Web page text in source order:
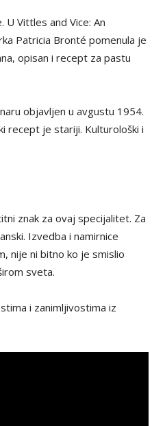
Vittles and Vice: An
Patricia Bronté pomenula je
opisan i recept za pastu
objavljen u avgustu 1954.
recept je stariji. Kulturološki i
znak za ovaj specijalitet. Za
Izvedba i namirnice
nije ni bitno ko je smislio
sveta.
i zanimljivostima iz